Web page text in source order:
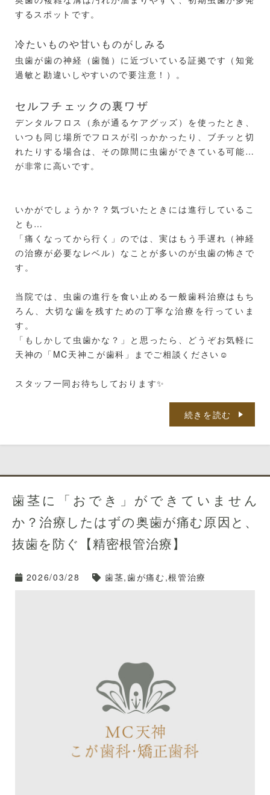
するスポットです。
冷たいものや甘いものがしみる
虫歯が歯の神経（歯髄）に近づいている証拠です（知覚
過敏と勘違いしやすいので要注意！）。
セルフチェックの裏ワザ
デンタルフロス（糸が通るケアグッズ）を使ったとき、
いつも同じ場所でフロスが引っかかったり、ブチッと切
れたりする場合は、その隙間に虫歯ができている可能性
が非常に高いです。
いかがでしょうか？？気づいたときには進行しているこ
とも…
「痛くなってから行く」のでは、実はもう手遅れ（神経
の治療が必要なレベル）なことが多いのが虫歯の怖さで
す。
当院では、虫歯の進行を食い止める一般歯科治療はもち
ろん、大切な歯を残すための丁寧な治療を行っていま
す。
「もしかして虫歯かな？」と思ったら、どうぞお気軽に
天神の「MC天神こが歯科」までご相談ください☺️
スタッフ一同お待ちしております✨
続きを読む
歯茎に「おでき」ができていません
か？治療したはずの奥歯が痛む原因と、
抜歯を防ぐ【精密根管治療】
2026/03/28 歯茎,歯が痛む,根管治療